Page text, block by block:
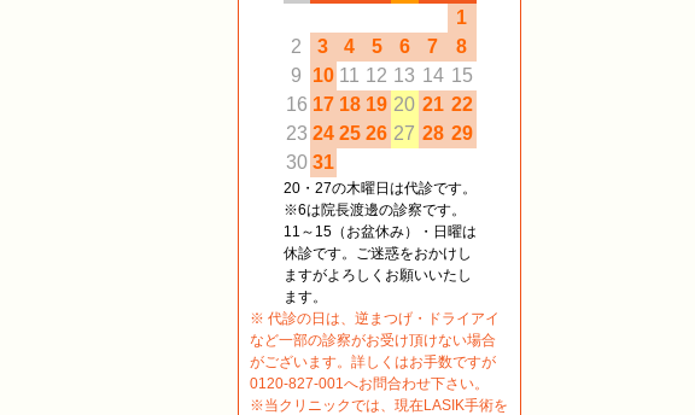
1
2
3 4 5 6 7
8
9
10 11 12 13 14 15
16 17 18 19 20 21 22
23 24 25 26 27 28 29
30 31
20・27の木曜日は代診です。
※6は院長渡邊の診察です。
11～15（お盆休み）・日曜は
休診です。ご迷惑をおかけし
ますがよろしくお願いいたし
ます。
※ 代診の日は、逆まつげ・ドライアイ
など一部の診察がお受け頂けない場合
がございます。詳しくはお手数ですが
0120-827-001へお問合わせ下さい。
※当クリニックでは、現在LASIK手術を